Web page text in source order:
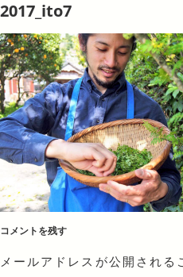
2017_ito7
コメントを残す
メールアドレスが公開される